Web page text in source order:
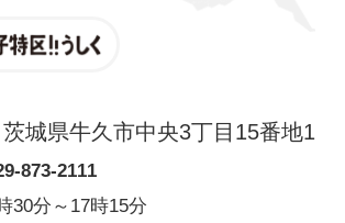
城県牛久市中央3丁目15番地1
873-2111
30分～17時15分